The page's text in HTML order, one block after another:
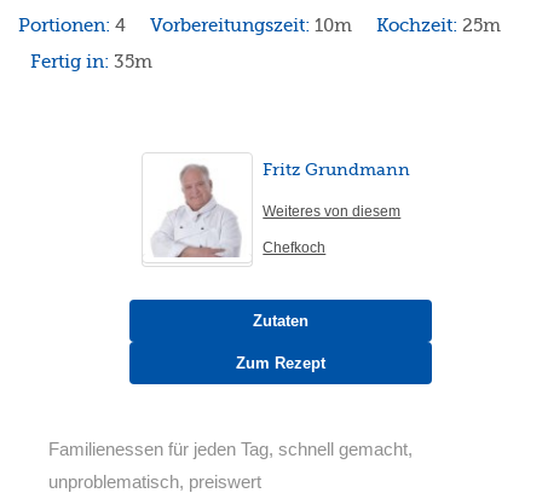
Portionen:4 Vorbereitungszeit:10m Kochzeit:25m
Fertig in: 35m
Fritz Grundmann
Weiteres von diesem
Chefkoch
Zutaten
Zum Rezept
Familienessen für jeden Tag, schnell gemacht,
unproblematisch, preiswert